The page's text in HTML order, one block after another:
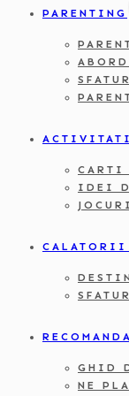
PARENTING
CARTI
IDEI
GHID
NE